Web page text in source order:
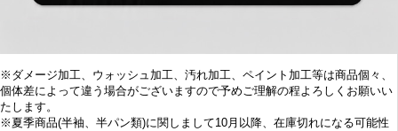
※ダメージ加工、ウォッシュ加工、汚れ加工、ペイント加工等は商品個々、
個体差によって違う場合がございますので予めご理解の程よろしくお願いい
たします。
※ 夏季商品(半袖、半パン類)に関しまして10月以降、在庫切れになる可能性